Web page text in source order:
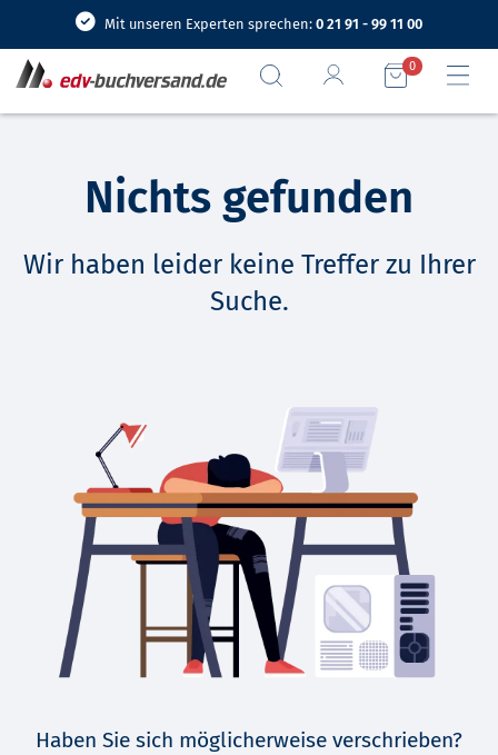
Mit unseren Experten sprechen: 0 21 91 - 99 11 00
0
Nichts gefunden
Wir haben leider keine Treffer zu Ihrer
Suche.
Haben Sie sich möglicherweise verschrieben?